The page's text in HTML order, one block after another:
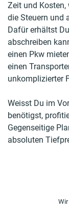
Zeit und Kosten,
die Steuern und
Dafür erhältst
abschreiben
einen Pkw
einen
unkomplizierter
Weisst Du im
benötigst,
Gegenseitige
absoluten